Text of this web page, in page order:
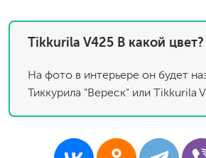
Tikkurila V425 В какой цвет?
На фото в интерьере он будет
Тиккурила "Вереск" или Tikkurila